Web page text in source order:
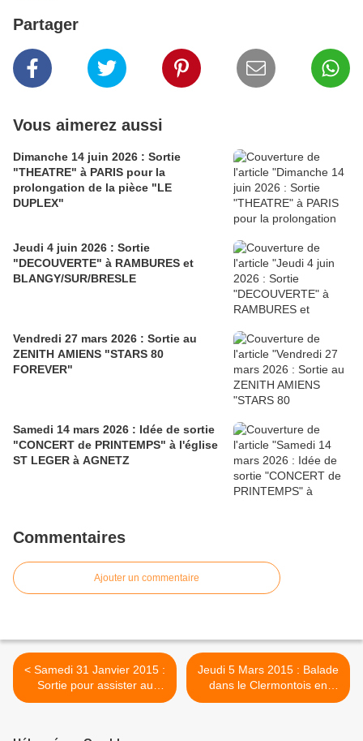
Partager
Vous aimerez aussi
Dimanche 14 juin 2026 : Sortie
"THEATRE" à PARIS pour la
prolongation de la pièce "LE
DUPLEX"
Jeudi 4 juin 2026 : Sortie
"DECOUVERTE" à RAMBURES et
BLANGY/SUR/BRESLE
Vendredi 27 mars 2026 : Sortie au
ZENITH AMIENS "STARS 80
FOREVER"
Samedi 14 mars 2026 : Idée de sortie
"CONCERT de PRINTEMPS" à l'église
ST LEGER à AGNETZ
Commentaires
Ajouter un commentaire
< Samedi 31 Janvier 2015 :
Sortie pour assister au
spectacle "RENDEZ-VOUS
Jeudi 5 Mars 2015 : Balade
dans le Clermontois en
passant par AGNETZ >